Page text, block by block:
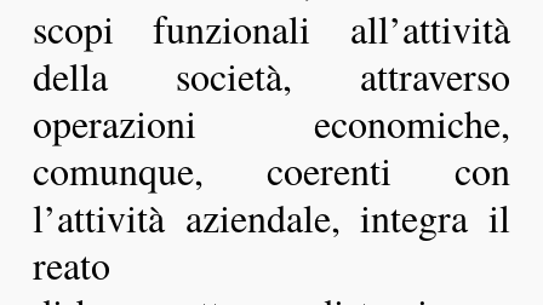
scopi funzionali all’attività
della società, attraverso
operazioni economiche,
comunque, coerenti con
l’attività aziendale, integra il
reato